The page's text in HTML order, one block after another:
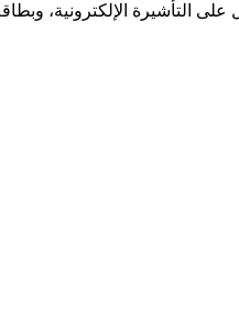
التأشيرة الإلكترونية،